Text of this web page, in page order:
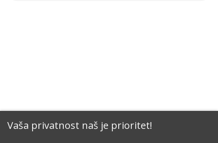
Vaša privatnost naš je prioritet!